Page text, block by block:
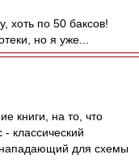
хоть по 50 баксов!
но я уже...
книги, на то, что
классический
нападающий для схемы